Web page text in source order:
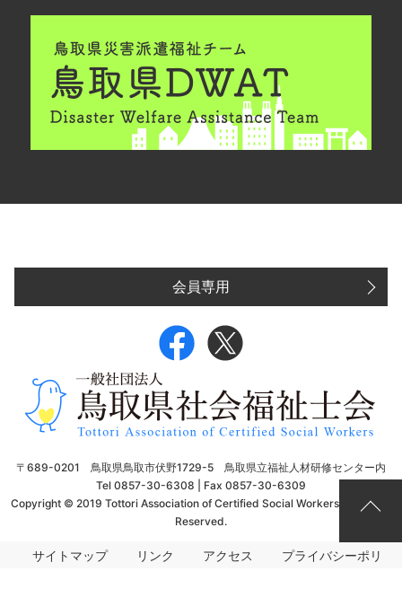
会員専用
〒689-0201 鳥取県鳥取市伏野1729-5 鳥取県立福祉人材研修センター内
Tel 0857-30-6308 | Fax 0857-30-6309
Copyright © 2019 Tottori Association of Certified Social Workers. All Rights
Reserved.
サイトマップ リンク アクセス
プライバシーポリ